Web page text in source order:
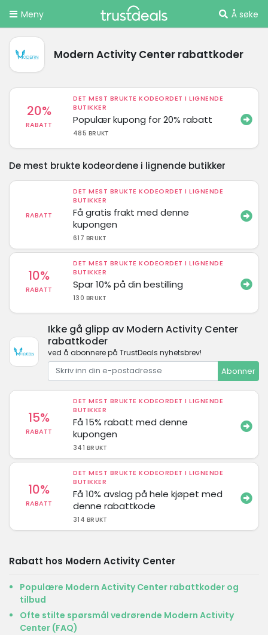
Meny Å søke
Modern Activity Center rabattkoder
20%
RABATT
DET MEST BRUKTE KODEORDET I LIGNENDE
BUTIKKER
Populær kupong for 20% rabatt
485 BRUKT
De mest brukte kodeordene i lignende butikker
RABATT
DET MEST BRUKTE KODEORDET I LIGNENDE
BUTIKKER
Få gratis frakt med denne
kupongen
617 BRUKT
10%
RABATT
DET MEST BRUKTE KODEORDET I LIGNENDE
BUTIKKER
Spar 10% på din bestilling
130 BRUKT
Ikke gå glipp av Modern Activity Center
rabattkoder
ved å abonnere på TrustDeals nyhetsbrev!
Abonner
15%
RABATT
DET MEST BRUKTE KODEORDET I LIGNENDE
BUTIKKER
Få 15% rabatt med denne
kupongen
341 BRUKT
10%
RABATT
DET MEST BRUKTE KODEORDET I LIGNENDE
BUTIKKER
Få 10% avslag på hele kjøpet med
denne rabattkode
314 BRUKT
Rabatt hos Modern Activity Center
Populære Modern Activity Center rabattkoder og
tilbud
Ofte stilte spørsmål vedrørende Modern Activity
Center (FAQ)